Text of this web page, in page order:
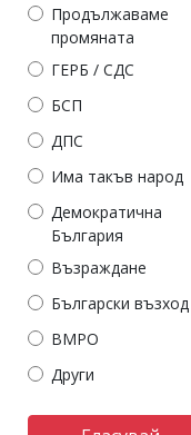
Продължаваме
промяната
ГЕРБ / СДС
БСП
ДПС
Има такъв народ
Демократична
България
Възраждане
Български възход
ВМРО
Други